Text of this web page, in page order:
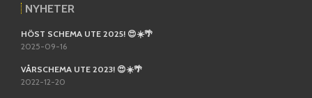
NYHETER
HÖST SCHEMA UTE 2025! 😍☀️🌴
2025-09-16
VÅRSCHEMA UTE 2023! 😍☀️🌴
2022-12-20